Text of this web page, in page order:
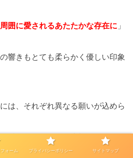
囲に愛されるあたたかな存在に 」
響きもとても柔らかく優しい印象
は、それぞれ異なる願いが込めら
愛」「優しさ」を大切にしたもの
ォーム プライバシーポリシー サイトマップ